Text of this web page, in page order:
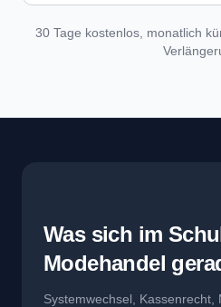
30 Tage kostenlos, monatlich
Was sich im
Modehandel
Systemwechsel,